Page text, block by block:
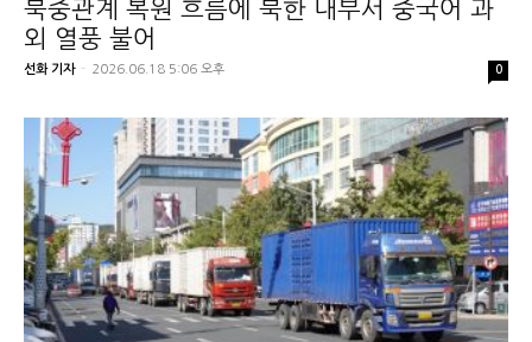
북중관계 복원 흐름에 북한 내부서 중국어 과
외 열풍 불어
선화 기자 - 2026.06.18 5:06 오후 0